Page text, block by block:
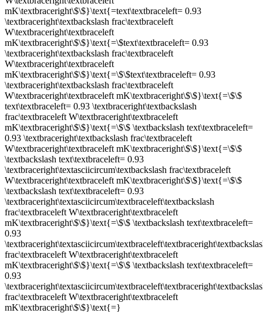
mK\textbraceright\$\$}\text{=text\textbraceleft= 0.93
\textbraceright\textbackslash frac\textbraceleft
W\textbraceright\textbraceleft
mK\textbraceright\$\$}\text{=\$text\textbraceleft= 0.93
\textbraceright\textbackslash frac\textbraceleft
W\textbraceright\textbraceleft
mK\textbraceright\$\$}\text{=\$\$text\textbraceleft= 0.93
\textbraceright\textbackslash frac\textbraceleft
W\textbraceright\textbraceleft mK\textbraceright\$\$}\text{=\$\$
text\textbraceleft= 0.93 \textbraceright\textbackslash
frac\textbraceleft W\textbraceright\textbraceleft
mK\textbraceright\$\$}\text{=\$\$ \textbackslash text\textbraceleft=
0.93 \textbraceright\textbackslash frac\textbraceleft
W\textbraceright\textbraceleft mK\textbraceright\$\$}\text{=\$\$
\textbackslash text\textbraceleft= 0.93
\textbraceright\textasciicircum\textbackslash frac\textbraceleft
W\textbraceright\textbraceleft mK\textbraceright\$\$}\text{=\$\$
\textbackslash text\textbraceleft= 0.93
\textbraceright\textasciicircum\textbraceleft\textbackslash
frac\textbraceleft W\textbraceright\textbraceleft
mK\textbraceright\$\$}\text{=\$\$ \textbackslash text\textbraceleft=
0.93
frac\textbraceleft W\textbraceright\textbraceleft
mK\textbraceright\$\$}\text{=\$\$ \textbackslash text\textbraceleft=
0.93
frac\textbraceleft W\textbraceright\textbraceleft
mK\textbraceright\$\$}\text{=}